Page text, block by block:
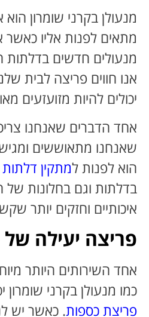
מנעולן בקרני שומרון
מתאים לפנות אליו כאשר
מנעולים חדשים
אנו חווים פריצה לבית
יכולים להיות מזועזעים
אחד הדברים שאנחנו
שאנחנו מתאוששים
הוא לפנות למתקין דלתות
בדלתות וגם בחלונות של
איכותיים וחזקים יותר
פריצה יעילה
אחד השירותים היותר
כמו מנעולן בקרני שומרון
פריצת כספות. כאשר יש